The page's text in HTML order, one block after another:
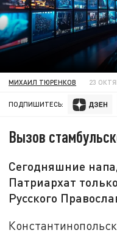
МИХАИЛ ТЮРЕНКОВ 23
ПОДПИШИТЕСЬ:
Вызов
Сегодняшние
Патриархат
Русского